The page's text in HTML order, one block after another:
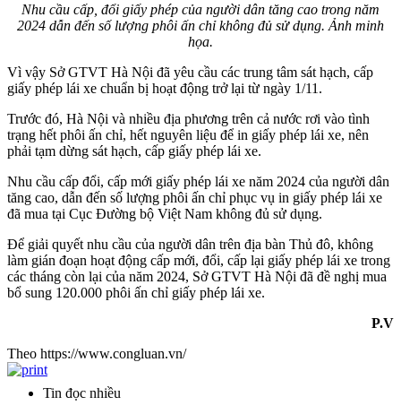
Nhu cầu cấp, đổi giấy phép của người dân tăng cao trong năm
2024 dẫn đến số lượng phôi ấn chỉ không đủ sử dụng. Ảnh minh
họa.
Vì vậy Sở GTVT Hà Nội đã yêu cầu các trung tâm sát hạch, cấp
giấy phép lái xe chuẩn bị hoạt động trở lại từ ngày 1/11.
Trước đó, Hà Nội và nhiều địa phương trên cả nước rơi vào tình
trạng hết phôi ấn chỉ, hết nguyên liệu để in giấy phép lái xe, nên
phải tạm dừng sát hạch, cấp giấy phép lái xe.
Nhu cầu cấp đổi, cấp mới giấy phép lái xe năm 2024 của người dân
tăng cao, dẫn đến số lượng phôi ấn chỉ phục vụ in giấy phép lái xe
đã mua tại Cục Đường bộ Việt Nam không đủ sử dụng.
Để giải quyết nhu cầu của người dân trên địa bàn Thủ đô, không
làm gián đoạn hoạt động cấp mới, đổi, cấp lại giấy phép lái xe trong
các tháng còn lại của năm 2024, Sở GTVT Hà Nội đã đề nghị mua
bổ sung 120.000 phôi ấn chỉ giấy phép lái xe.
P.V
Theo https://www.congluan.vn/
Tin đọc nhiều